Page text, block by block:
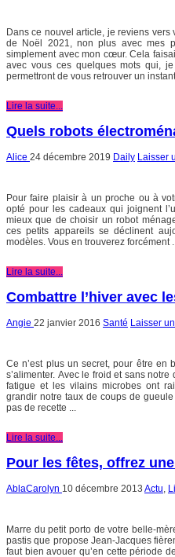
Dans ce nouvel article, je reviens
de Noël 2021, non plus avec mes
simplement avec mon cœur. Cela
avec vous ces quelques mots qui,
permettront de vous retrouver un
Lire la suite...
Quels robots
Alice 24 décembre 2019 Daily Laisser
Pour faire plaisir à un proche ou à
opté pour les cadeaux qui joignent
mieux que de choisir un robot
ces petits appareils se déclinent
modèles. Vous en trouverez forcément
Lire la suite...
Combattre l’hiver avec
Angie 22 janvier 2016 Santé Laisser
Ce n’est plus un secret, pour être en
s’alimenter. Avec le froid et sans
fatigue et les vilains microbes ont
grandir notre taux de coups de
pas de recette ...
Lire la suite...
Pour les fêtes, offrez
AblaCarolyn 10 décembre 2013 Actu
Marre du petit porto de votre belle-
pastis que propose Jean-Jacques
faut bien avouer qu’en cette période